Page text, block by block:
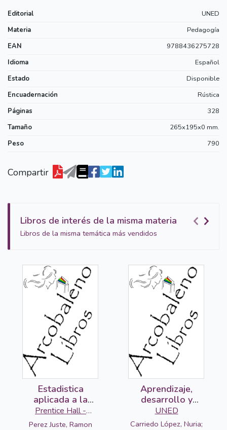
Editorial
UNED
Materia
Pedagogía
EAN
9788436275728
Idioma
Español
Estado
Disponible
Encuadernación
Rústica
Páginas
328
Tamaño
265x195x0 mm.
Peso
790
Compartir
Libros de interés de la misma materia
Libros de la misma temática más vendidos
Estadistica
aplicada a la
educacion
Prentice Hall -
Pearson
Perez Juste, Ramon
Aprendizaje,
desarrollo y
prácticas
UNED
Carriedo López, Nuria;